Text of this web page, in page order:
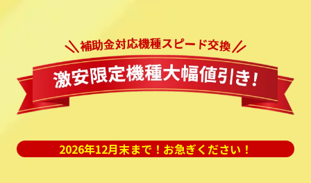
2026年12月末まで！お急ぎください！